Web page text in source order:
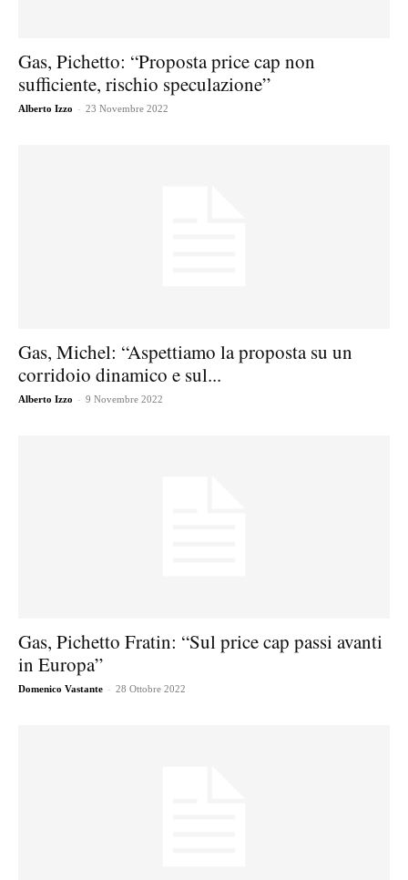
Gas, Pichetto: “Proposta price cap non
sufficiente, rischio speculazione”
Alberto Izzo - 23 Novembre 2022
Gas, Michel: “Aspettiamo la proposta su un
corridoio dinamico e sul...
Alberto Izzo - 9 Novembre 2022
Gas, Pichetto Fratin: “Sul price cap passi avanti
in Europa”
Domenico Vastante - 28 Ottobre 2022